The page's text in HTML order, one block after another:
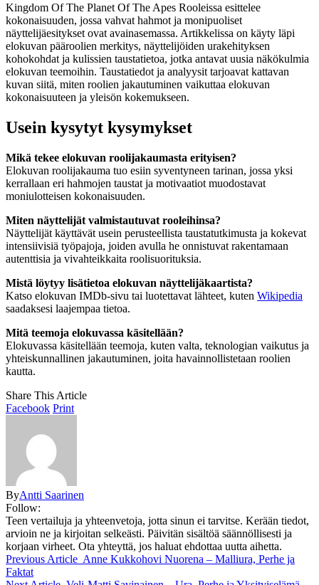
Kingdom Of The Planet Of The Apes Rooleissa esittelee
kokonaisuuden, jossa vahvat hahmot ja monipuoliset
näyttelijäesitykset ovat avainasemassa. Artikkelissa on käyty läpi
elokuvan pääroolien merkitys, näyttelijöiden urakehityksen
kohokohdat ja kulissien taustatietoa, jotka antavat uusia näkökulmia
elokuvan teemoihin. Taustatiedot ja analyysit tarjoavat kattavan
kuvan siitä, miten roolien jakautuminen vaikuttaa elokuvan
kokonaisuuteen ja yleisön kokemukseen.
Usein kysytyt kysymykset
Mikä tekee elokuvan roolijakaumasta erityisen?
Elokuvan roolijakauma tuo esiin syventyneen tarinan, jossa yksi
kerrallaan eri hahmojen taustat ja motivaatiot muodostavat
moniulotteisen kokonaisuuden.
Miten näyttelijät valmistautuvat rooleihinsa?
Näyttelijät käyttävät usein perusteellista taustatutkimusta ja kokevat
intensiivisiä työpajoja, joiden avulla he onnistuvat rakentamaan
autenttisia ja vivahteikkaita roolisuorituksia.
Mistä löytyy lisätietoa elokuvan näyttelijäkaartista?
Katso elokuvan IMDb-sivu tai luotettavat lähteet, kuten Wikipedia
saadaksesi laajempaa tietoa.
Mitä teemoja elokuvassa käsitellään?
Elokuvassa käsitellään teemoja, kuten valta, teknologian vaikutus ja
yhteiskunnallinen jakautuminen, joita havainnollistetaan roolien
kautta.
Share This Article
Facebook Print
ByAntti Saarinen
Follow:
Teen vertailuja ja yhteenvetoja, jotta sinun ei tarvitse. Kerään tiedot,
arvioin ne ja kirjoitan selkeästi. Päivitän sisältöä säännöllisesti ja
korjaan virheet. Ota yhteyttä, jos haluat ehdottaa uutta aihetta.
Previous Article Anne Kukkohovi Nuorena – Malliura, Perhe ja
Faktat